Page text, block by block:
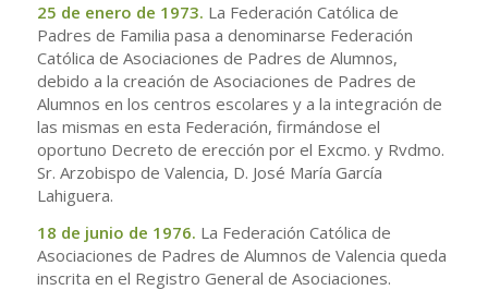
25 de enero de 1973. La Federación Católica de
Padres de Familia pasa a denominarse Federación
Católica de Asociaciones de Padres de Alumnos,
debido a la creación de Asociaciones de Padres de
Alumnos en los centros escolares y a la integración de
las mismas en esta Federación, firmándose el
oportuno Decreto de erección por el Excmo. y Rvdmo.
Sr. Arzobispo de Valencia, D. José María García
Lahiguera.
18 de junio de 1976. La Federación Católica de
Asociaciones de Padres de Alumnos de Valencia queda
inscrita en el Registro General de Asociaciones.